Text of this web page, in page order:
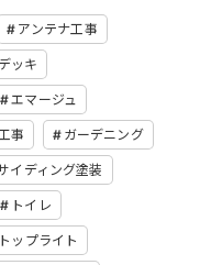
アンテナ工事
ッキ
エマージュ
事 ガーデニング
イディング塗装
トイレ
トップライト